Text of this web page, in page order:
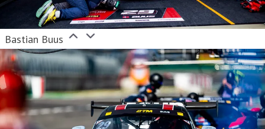
Bastian Buus